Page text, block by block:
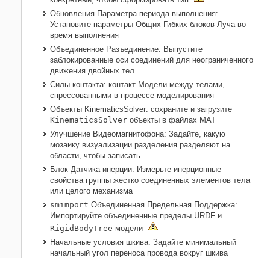
Обновления Параметра периода выполнения:
Установите параметры Общих Гибких блоков Луча во
время выполнения
Объединенное Разъединение: Выпустите
заблокированные оси соединений для неограниченного
движения двойных тел
Силы контакта: контакт Модели между телами,
спрессованными в процессе моделирования
Объекты KinematicsSolver: сохраните и загрузите
KinematicsSolver объекты в файлах MAT
Улучшение Видеомагнитофона: Задайте, какую
мозаику визуализации разделения разделяют на
области, чтобы записать
Блок Датчика инерции: Измерьте инерционные
свойства группы жестко соединенных элементов тела
или целого механизма
smimport Объединенная Предельная Поддержка:
Импортируйте объединенные пределы URDF и
RigidBodyTree модели
Начальные условия шкива: Задайте минимальный
начальный угол переноса провода вокруг шкива